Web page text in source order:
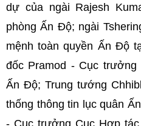
dự của ngài Rajesh
phòng Ấn Độ; ngài
mệnh toàn quyền Ấn Độ
đốc Pramod - Cục trưởng
Ấn Độ; Trung tướng
thống thông tin lục quân
- Cục trưởng Cục Hợp